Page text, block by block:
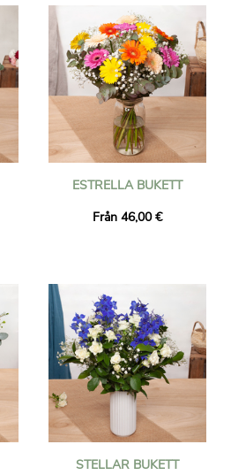
ESTRELLA BUKETT
Från 46,00 €
STELLAR BUKETT